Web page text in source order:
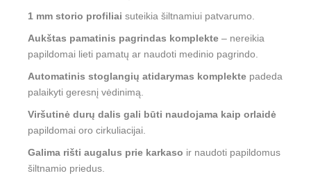
1 mm storio profiliai suteikia šiltnamiui patvarumo.
Aukštas pamatinis pagrindas komplekte – nereikia
papildomai lieti pamatų ar naudoti medinio pagrindo.
Automatinis stoglangių atidarymas komplekte padeda
palaikyti geresnį vėdinimą.
Viršutinė durų dalis gali būti naudojama kaip orlaidė
papildomai oro cirkuliacijai.
Galima rišti augalus prie karkaso ir naudoti papildomus
šiltnamio priedus.